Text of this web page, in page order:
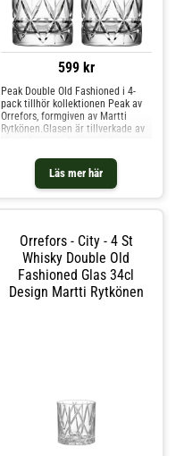
599 kr
Läs mer här
Peak Double Old Fashioned i 4-
pack tillhör kollektionen Peak av
Orrefors, formgiven av Martti
Rytkönen.Glasen är tillverkade av
Fashioned passar bra för whiksy
eller en klassisk Old Fashioned.4-
packMaterial: Blyfri kristall Volym:
Orrefors - City - 4 St
Whisky Double Old
Fashioned Glas 34cl
Design Martti Rytkönen